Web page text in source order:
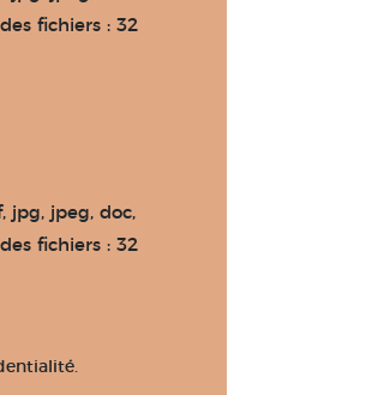
fichiers : 32
jpg, jpeg, doc,
fichiers : 32